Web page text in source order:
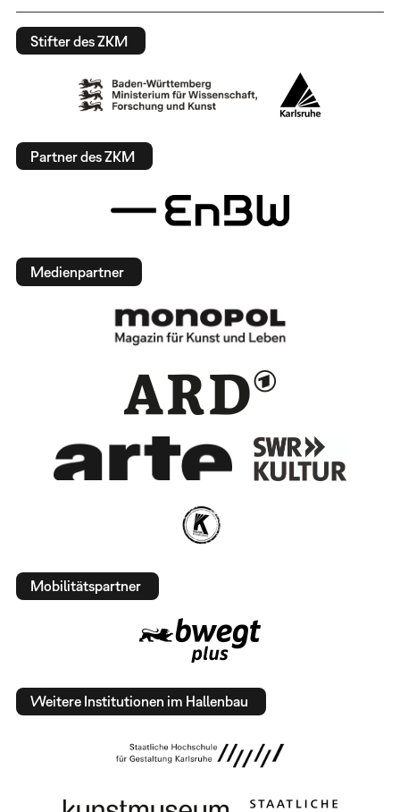
Stifter des ZKM
Partner des ZKM
Medienpartner
Mobilitätspartner
Weitere Institutionen im Hallenbau